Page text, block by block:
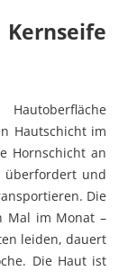
Hautschicht im
Hornschicht an
überfordert und
Die
Mal im Monat –
leiden, dauert
Die Haut ist